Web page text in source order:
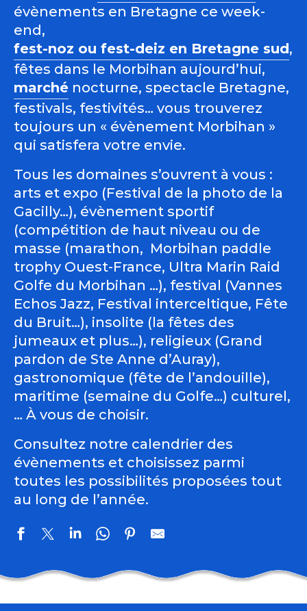
évènements en Bretagne ce week-
end,
fest-noz ou fest-deiz en Bretagne sud,
fêtes dans le Morbihan aujourd’hui,
marché nocturne, spectacle Bretagne,
festivals, festivités… vous trouverez
toujours un « évènement Morbihan »
qui satisfera votre envie.
Tous les domaines s’ouvrent à vous :
arts et expo (Festival de la photo de la
Gacilly…), évènement sportif
(compétition de haut niveau ou de
masse (marathon, Morbihan paddle
trophy Ouest-France, Ultra Marin Raid
Golfe du Morbihan …), festival (Vannes
Echos Jazz, Festival interceltique, Fête
du Bruit…), insolite (la fêtes des
jumeaux et plus…), religieux (Grand
pardon de Ste Anne d’Auray),
gastronomique (fête de l’andouille),
maritime (semaine du Golfe…) culturel,
… À vous de choisir.
Consultez notre calendrier des
évènements et choisissez parmi
toutes les possibilités proposées tout
au long de l’année.